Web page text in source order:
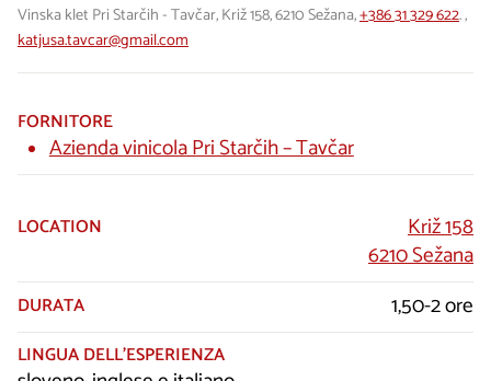
Vinska klet Pri Starčih - Tavčar, Križ 158, 6210 Sežana,+386 31 329 622. ,
katjusa.tavcar@gmail.com
FORNITORE
Azienda vinicola Pri Starčih – Tavčar
LOCATION
Križ 158
6210 Sežana
DURATA 1,50-2 ore
LINGUA DELL’ESPERIENZA